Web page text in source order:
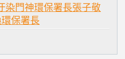
染門神環保署長張子敬
保署長